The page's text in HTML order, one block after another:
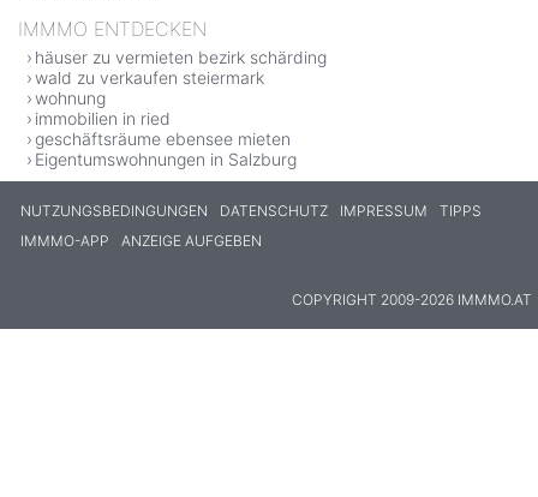
IMMMO ENTDECKEN
häuser zu vermieten bezirk schärding
wald zu verkaufen steiermark
wohnung
immobilien in ried
geschäftsräume ebensee mieten
Eigentumswohnungen in Salzburg
NUTZUNGSBEDINGUNGEN DATENSCHUTZ IMPRESSUM
TIPPS
IMMMO-APP
ANZEIGE AUFGEBEN
COPYRIGHT 2009-2026 IMMMO.AT